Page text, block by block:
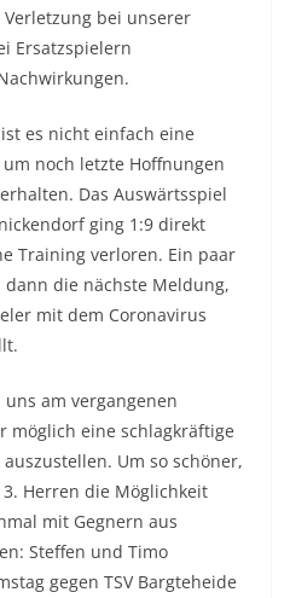
bei unserer
Ersatzspielern
es nicht einfach eine
noch letzte Hoffnungen
Das Auswärtsspiel
ging 1:9 direkt
Training verloren. Ein paar
die nächste Meldung,
mit dem Coronavirus
am vergangenen
möglich eine schlagkräftige
Um so schöner,
Herren die Möglichkeit
mit Gegnern aus
Steffen und Timo
gegen TSV Bargteheide